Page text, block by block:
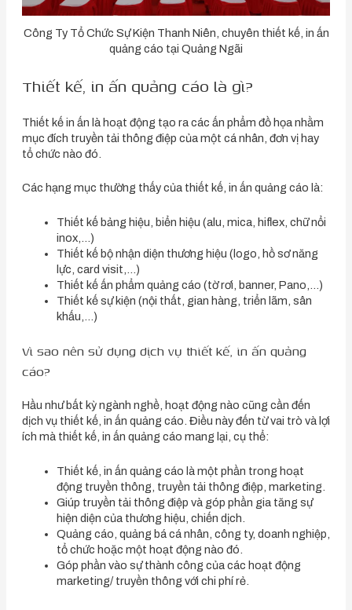
Công Ty Tổ Chức Sự Kiện Thanh Niên, chuyên thiết kế, in ấn
quảng cáo tại Quảng Ngãi
Thiết kế, in ấn quảng cáo là gì?
Thiết kế in ấn là hoạt động tạo ra các ấn phẩm đồ họa nhằm
mục đích truyền tải thông điệp của một cá nhân, đơn vị hay
tổ chức nào đó.
Các hạng mục thường thấy của thiết kế, in ấn quảng cáo là:
Thiết kế bảng hiệu, biển hiệu (alu, mica, hiflex, chữ nổi
inox,…)
Thiết kế bộ nhận diện thương hiệu (logo, hồ sơ năng
lực, card visit,…)
Thiết kế ấn phẩm quảng cáo (tờ rơi, banner, Pano,…)
Thiết kế sự kiện (nội thất, gian hàng, triển lãm, sân
khấu,…)
Vì sao nên sử dụng dịch vụ thiết kế, in ấn quảng
cáo?
Hầu như bất kỳ ngành nghề, hoạt động nào cũng cần đến
dịch vụ thiết kế, in ấn quảng cáo. Điều này đến từ vai trò và lợi
ích mà thiết kế, in ấn quảng cáo mang lại, cụ thể:
Thiết kế, in ấn quảng cáo là một phần trong hoạt
động truyền thông, truyền tải thông điệp, marketing.
Giúp truyền tải thông điệp và góp phần gia tăng sự
hiện diện của thương hiệu, chiến dịch.
Quảng cáo, quảng bá cá nhân, công ty, doanh nghiệp,
tổ chức hoặc một hoạt động nào đó.
Góp phần vào sự thành công của các hoạt động
marketing/ truyền thông với chi phí rẻ.